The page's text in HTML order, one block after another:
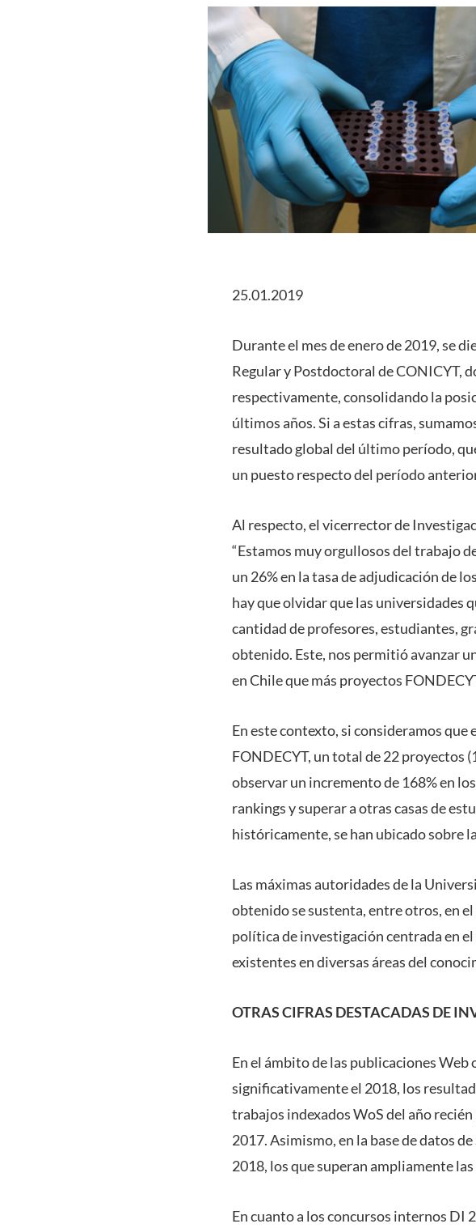
25.01.2019
Durante el mes de enero de 2019, se
Regular y Postdoctoral de CONICYT,
respectivamente, consolidando la
últimos años. Si a estas cifras,
resultado global del último período,
un puesto respecto del período
Al respecto, el vicerrector de
“Estamos muy orgullosos del trabajo
un 26% en la tasa de adjudicación de
hay que olvidar que las universidades
cantidad de profesores, estudiantes,
obtenido. Este, nos permitió avanzar
en Chile que más proyectos
En este contexto, si consideramos que
FONDECYT, un total de 22 proyectos
observar un incremento de 168% en
rankings y superar a otras casas de
históricamente, se han ubicado sobre
Las máximas autoridades de la
obtenido se sustenta, entre otros, en
política de investigación centrada en
existentes en diversas áreas del
OTRAS CIFRAS DESTACADAS DE
En el ámbito de las publicaciones Web
significativamente el 2018, los
trabajos indexados WoS del año
2017. Asimismo, en la base de datos
2018, los que superan ampliamente
En cuanto a los concursos internos DI